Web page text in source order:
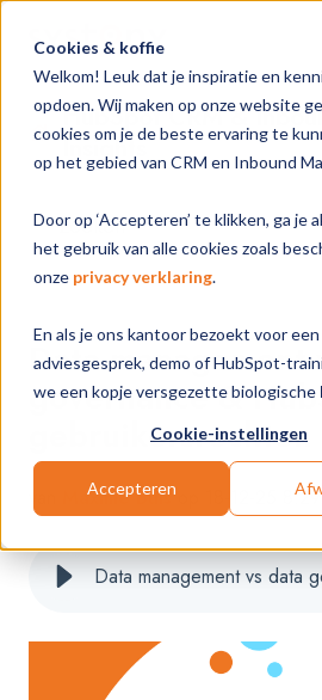
Cookies & koffie
Welkom! Leuk dat je inspiratie en
opdoen. Wij maken op onze website
cookies om je de beste ervaring te
op het gebied van CRM en Inbound
Door op ‘Accepteren’ te klikken, ga je
het gebruik van alle cookies zoals
onze privacy verklaring.
En als je ons kantoor bezoekt voor
adviesgesprek, demo of HubSpot-
we een kopje versgezette biologische
Cookie-instellingen
Accepteren
HubSpot CRM &
Insights
Data management
governance &
gebruikersrechten
Maxime Buisop 18-12-25 8:29